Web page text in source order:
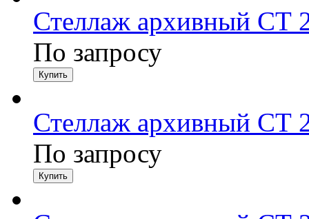
Стеллаж архивный СТ
По запросу
Стеллаж архивный СТ
По запросу